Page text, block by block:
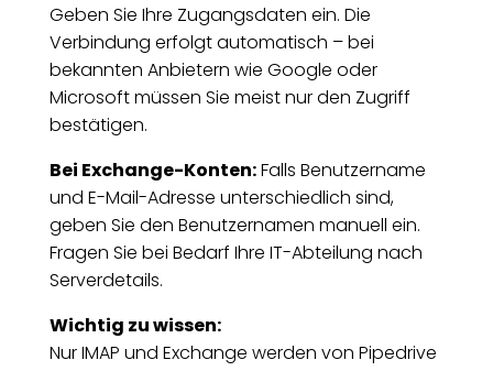
Geben Sie Ihre Zugangsdaten ein. Die
Verbindung erfolgt automatisch – bei
bekannten Anbietern wie Google oder
Microsoft müssen Sie meist nur den Zugriff
bestätigen.
Bei Exchange-Konten:Falls Benutzername
und E-Mail-Adresse unterschiedlich sind,
geben Sie den Benutzernamen manuell ein.
Fragen Sie bei Bedarf Ihre IT-Abteilung nach
Serverdetails.
Wichtig zu wissen:
Nur IMAP und Exchange werden von Pipedrive